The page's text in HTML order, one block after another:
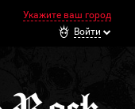
Укажите ваш город
Войти